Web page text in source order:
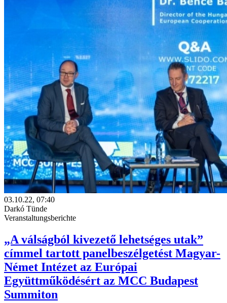
03.10.22, 07:40
Darkó Tünde
Veranstaltungsberichte
„A válságból kivezető lehetséges utak”
címmel tartott panelbeszélgetést Magyar-
Német Intézet az Európai
Együttműködésért az MCC Budapest
Summiton